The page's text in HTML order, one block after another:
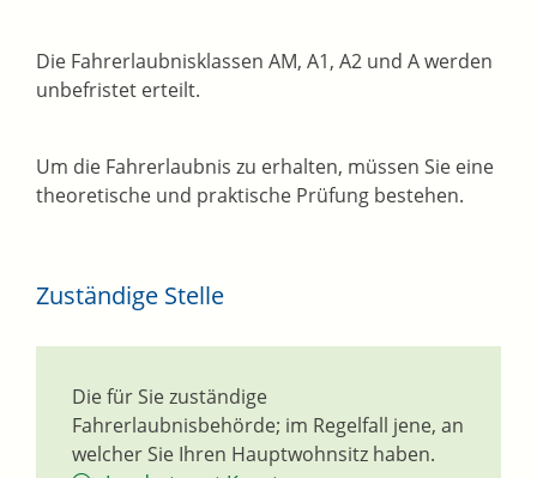
Die Fahrerlaubnisklassen AM, A1, A2 und A werden
unbefristet erteilt.
Um die Fahrerlaubnis zu erhalten, müssen Sie eine
theoretische und praktische Prüfung bestehen.
Zuständige Stelle
Die für Sie zuständige
Fahrerlaubnisbehörde; im Regelfall jene, an
welcher Sie Ihren Hauptwohnsitz haben.